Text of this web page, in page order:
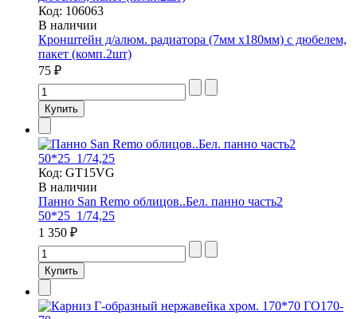
Код: 106063
В наличии
Кронштейн д/алюм. радиатора (7мм х180мм) с дюбелем,
пакет (комп.2шт)
75 ₽
Код: GT15VG
В наличии
Панно San Remo облицов..Бел. панно часть2
50*25_1/74,25
1 350 ₽